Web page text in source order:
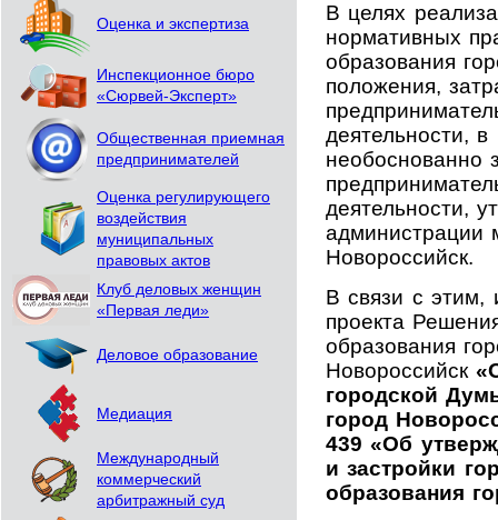
Оценка и экспертиза
Инспекционное бюро
«Сюрвей-Эксперт»
Общественная приемная
предпринимателей
Оценка регулирующего
воздействия
муниципальных
правовых актов
Клуб деловых женщин
«Первая леди»
Деловое образование
Медиация
Международный
коммерческий
арбитражный суд
В целях
нормативных
образования
положения,
деятельности,
необоснованно
деятельности,
администрации
Новороссийск.
В связи с этим,
проекта
образования
Новороссийск
городской
город
439 «Об
и застройки
образования